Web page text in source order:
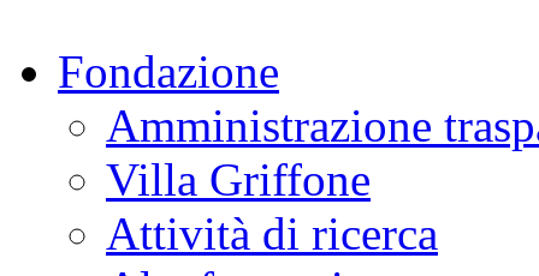
Fondazione
Amministrazione
Villa Griffone
Attività di ricerca